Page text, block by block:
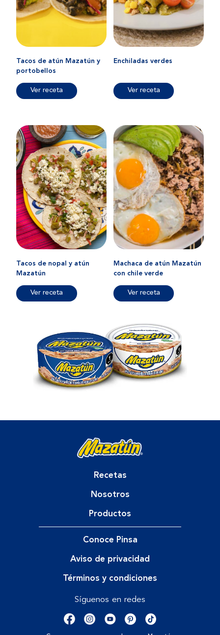
Tacos de atún Mazatún y
portobellos
Ver receta
Enchiladas verdes
Ver receta
Tacos de nopal y atún
Mazatún
Ver receta
Machaca de atún Mazatún
con chile verde
Ver receta
Recetas
Nosotros
Productos
Conoce Pinsa
Aviso de privacidad
Términos y condiciones
Síguenos en redes